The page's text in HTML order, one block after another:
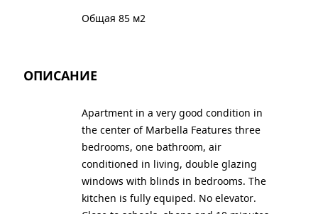
Общая 85 м2
ОПИСАНИЕ
Apartment in a very good condition in
the center of Marbella Features three
bedrooms, one bathroom, air
conditioned in living, double glazing
windows with blinds in bedrooms. The
kitchen is fully equiped. No elevator.